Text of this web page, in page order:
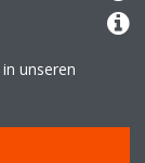
unseren